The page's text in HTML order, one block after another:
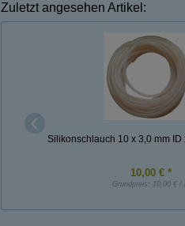
Zuletzt angesehen Artikel:
Silikonschlauch 10 x 3,0 mm ID
10,00 € *
Grundpreis: 10,00 € /